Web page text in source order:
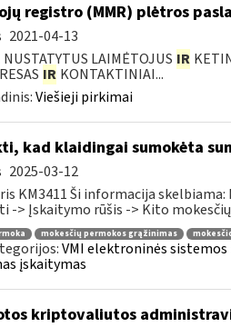
registro (MMR) plėtros
2021-04-13
LAIMĖTOJUS IR
IR KONTAKTINIAI...
Viešieji pirkimai
kad klaidingai sumokėta
2025-03-12
KM3411 Ši informacija
-> Įskaitymo rūšis -> Kito
mokesčių permokos grąžinimas
VMI elektroninės sistemos
įskaitymas
kriptovaliutos